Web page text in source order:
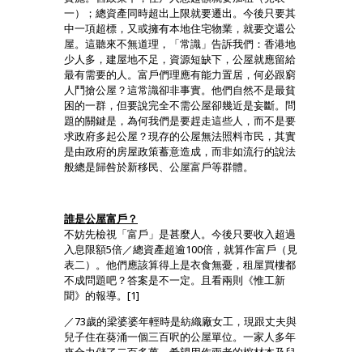
一）；總資產同時超出上限就要遷出。今後只要其
中一項超標，又或擁有本地住宅物業，就要交還公
屋。這聽來不無道理，「常識」告訴我們：香港地
少人多，建屋地不足，資源短缺下，公屋就應留給
最有需要的人。富戶們理應有能力置居，何必跟窮
人鬥搶公屋？這常識卻非事實。他們自然不是最貧
困的一群，但要說完全不需公屋卻幾近是妄斷。問
題的關鍵是，為何我們是要趕走這些人，而不是要
求政府多起公屋？現存的公屋無法照料市民，其實
是由政府的房屋政策蓄意造成，而非如流行的說法
般總是歸咎於新移民、公屋富戶等群體。
誰是公屋富戶？
不妨先檢視「富戶」是甚麼人。今後只要收入超過
入息限額5倍／總資產超逾100倍，就算作富戶（見
表二）。他們應該算得上是衣食無憂，租屋買樓都
不成問題吧？答案是不一定。且看兩則《惟工新
聞》的報導。[1]
／73歲的梁婆婆年輕時是紡織廠女工，現跟丈夫與
兒子住在葵涌一個三百呎的公屋單位。一家人多年